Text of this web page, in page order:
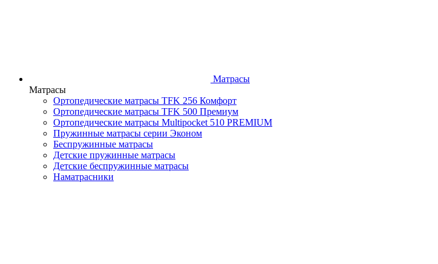
Матрасы
Матрасы
Ортопедические матрасы TFK 256 Комфорт
Ортопедические матрасы TFK 500 Премиум
Ортопедические матрасы Multipocket 510 PREMIUM
Пружинные матрасы серии Эконом
Беспружинные матрасы
Детские пружинные матрасы
Детские беспружинные матрасы
Наматрасники